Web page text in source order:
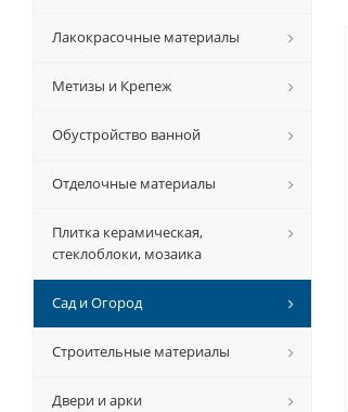
Лакокрасочные материалы
Метизы и Крепеж
Обустройство ванной
Отделочные материалы
Плитка керамическая,
стеклоблоки, мозаика
Сад и Огород
Строительные материалы
Двери и арки